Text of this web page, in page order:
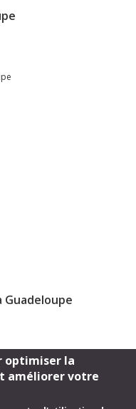
Guadeloupe
optimiser la
améliorer votre